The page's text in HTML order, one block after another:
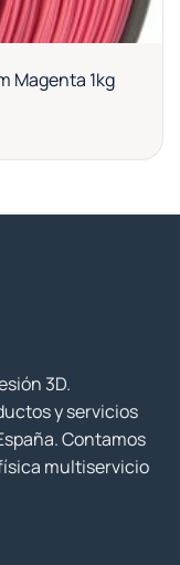
Magenta 1kg
3D.
y servicios
Contamos
multiservicio